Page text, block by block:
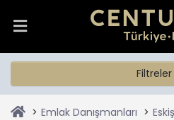
Filtreler
Emlak Danışmanları